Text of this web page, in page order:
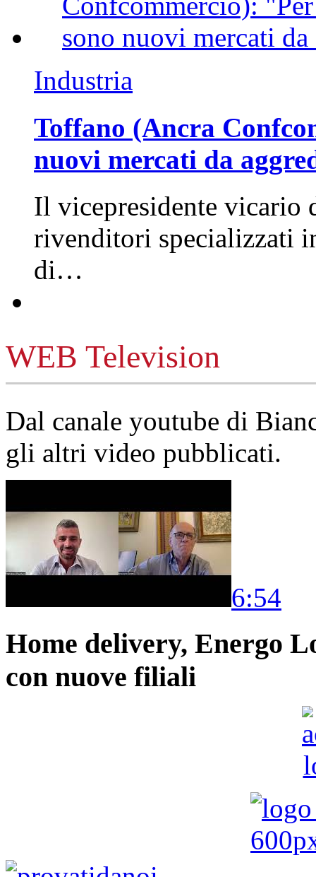
Industria
Toffano (Ancra
nuovi mercati da
Il vicepresidente vicario
rivenditori specializzati
di…
WEB Television
Dal canale youtube di
gli altri video pubblicati.
6:54
Home delivery, Energo
con nuove filiali